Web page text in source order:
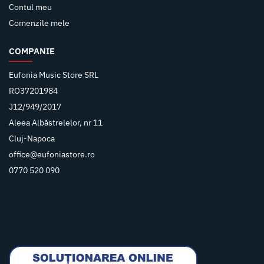
Contul meu
Comenzile mele
COMPANIE
Eufonia Music Store SRL
RO37201984
J12/949/2017
Aleea Albăstrelelor, nr 11
Cluj-Napoca
office@eufoniastore.ro
0770 520 090